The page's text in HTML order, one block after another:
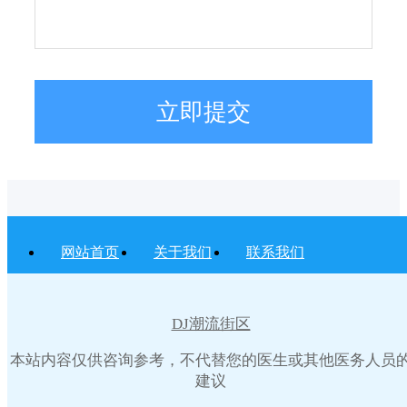
立即提交
网站首页 关于我们 联系我们
DJ潮流街区
本站内容仅供咨询参考，不代替您的医生或其他医务人员
建议